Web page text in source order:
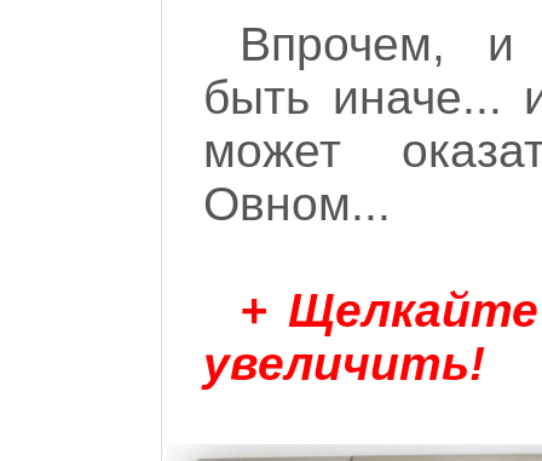
Впрочем, и
быть иначе...
может
Овном...
+
увеличить!